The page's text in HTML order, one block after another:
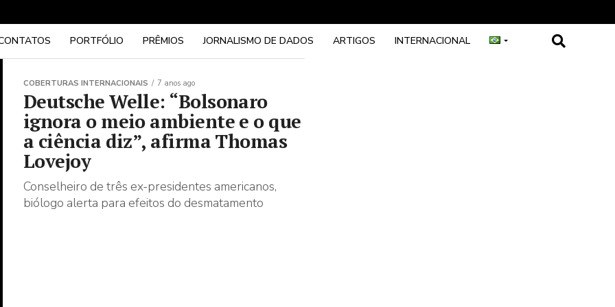
PORTFÓLIO PRÊMIOS JORNALISMO DE DADOS ARTIGOS INTERNACIONAL
COBERTURAS INTERNACIONAIS 7 anos ago
Deutsche Welle: “Bolsonaro
ignora o meio ambiente e o que
a ciência diz”, afirma Thomas
Lovejoy
Conselheiro de três ex-presidentes americanos,
biólogo alerta para efeitos do desmatamento